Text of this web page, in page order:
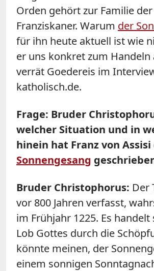
Orden gehört zur Familie der
Franziskaner. Warum der
für ihn heute aktuell ist wie
er uns konkret zum
verrät Goedereis im
katholisch.de.
Frage: Bruder
welcher Situation und in
hinein hat Franz von Assisi
Sonnengesang
Bruder Christophorus: Der
vor 800 Jahren verfasst,
im Frühjahr 1225. Es
Lob Gottes durch die
könnte meinen, der
einem sonnigen